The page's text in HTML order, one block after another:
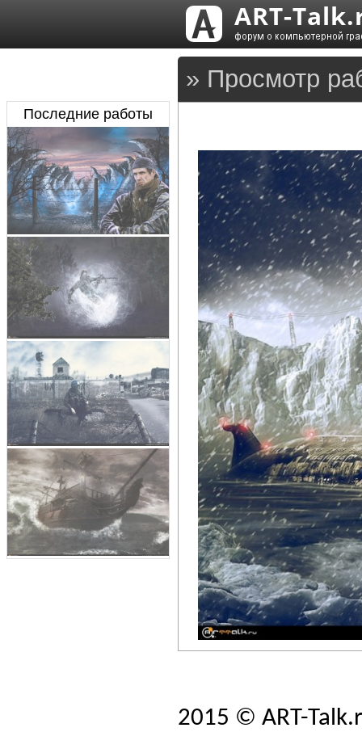
» Просмотр
Последние работы
2015 © ART-